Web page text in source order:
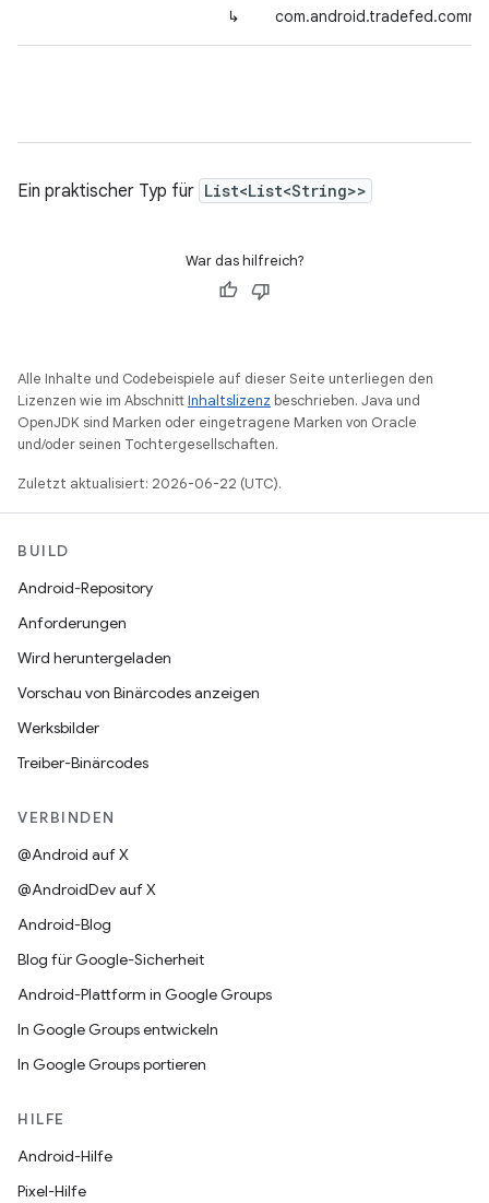
↳
Ein praktischer Typ für List<List<String>>
War das hilfreich?
Alle Inhalte und Codebeispiele auf dieser Seite unterliegen den
Lizenzen wie im AbschnittInhaltslizenz beschrieben. Java und
OpenJDK sind Marken oder eingetragene Marken von Oracle
und/oder seinen Tochtergesellschaften.
Zuletzt aktualisiert: 2026-06-22 (UTC).
BUILD
Android-Repository
Anforderungen
Wird heruntergeladen
Vorschau von Binärcodes anzeigen
Werksbilder
Treiber-Binärcodes
VERBINDEN
@Android auf X
@AndroidDev auf X
Android-Blog
Blog für Google-Sicherheit
Android-Plattform in Google Groups
In Google Groups entwickeln
In Google Groups portieren
HILFE
Android-Hilfe
Pixel-Hilfe